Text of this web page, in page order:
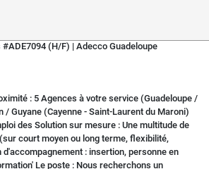
(H/F) | Adecco Guadeloupe
: 5 Agences à votre service (Guadeloupe /
/ Guyane (Cayenne - Saint-Laurent du Maroni)
des Solution sur mesure : Une multitude de
court moyen ou long terme, flexibilité,
: insertion, personne en
Le poste : Nous recherchons un